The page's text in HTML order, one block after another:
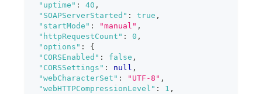
"uptime" : 40 ,
"SOAPServerStarted" : true ,
"startMode" : "manual" ,
"httpRequestCount" : 0 ,
"options" :
{
"CORSEnabled" : false ,
"CORSSettings" : null ,
"webCharacterSet" : "UTF-8" ,
"webHTTPCompressionLevel" : 1 ,